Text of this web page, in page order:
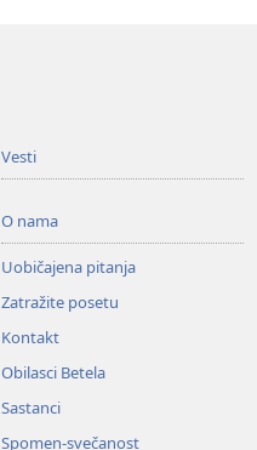
Vesti
O nama
Uobičajena pitanja
Zatražite posetu
Kontakt
Obilasci Betela
Sastanci
Spomen-svečanost